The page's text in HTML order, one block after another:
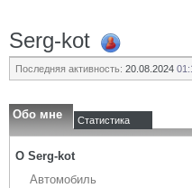
Serg-kot
Последняя активность: 20.08.2024
Обо мне Статистика
О Serg-kot
Автомобиль